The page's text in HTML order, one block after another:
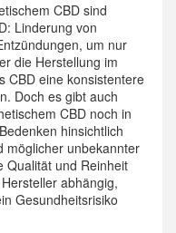
CBD sind
Linderung von
um nur
die Herstellung im
CBD eine konsistentere
Doch es gibt auch
CBD noch in
hinsichtlich
möglicher unbekannter
Qualität und Reinheit
abhängig,
Gesundheitsrisiko